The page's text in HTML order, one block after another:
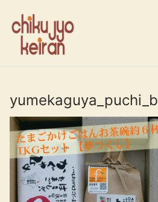
yumekaguya_puchi_b